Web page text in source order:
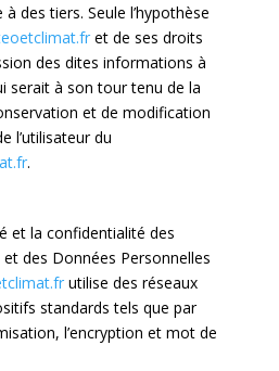
des tiers. Seule l’hypothèse
et de ses droits
des dites informations à
serait à son tour tenu de la
et de modification
l’utilisateur du
.
et la confidentialité des
des Données Personnelles
utilise des réseaux
standards tels que par
l’encryption et mot de